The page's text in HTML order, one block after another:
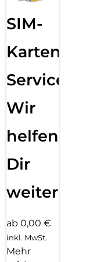
SIM-
Karten
Service:
Wir
helfen
Dir
weiter
ab 0,00 €
inkl. MwSt.
Mehr